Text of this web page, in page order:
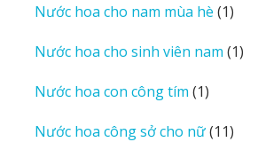
Nước hoa cho nam mùa hè 11
phẩm
Nước hoa cho sinh viên nam 11
Nước hoa con công tím 11
phẩm
Nước hoa công sở cho nữ 1111